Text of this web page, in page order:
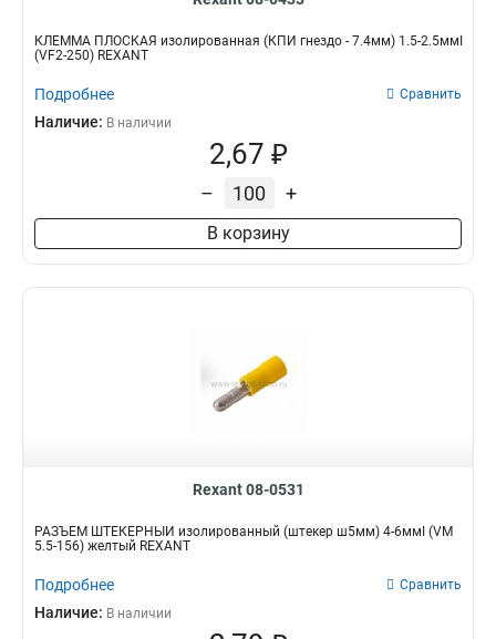
КЛЕММА ПЛОСКАЯ изолированная (КПИ гнездо - 7.4мм) 1.5-2.5ммІ
(VF2-250) REXANT
Подробнее Сравнить
Наличие: В наличии
2,67 ₽
– +
В корзину
Rexant 08-0531
РАЗЪЁМ ШТЕКЕРНЫЙ изолированный (штекер ш5мм) 4-6ммІ (VM
5.5-156) желтый REXANT
Подробнее Сравнить
Наличие: В наличии